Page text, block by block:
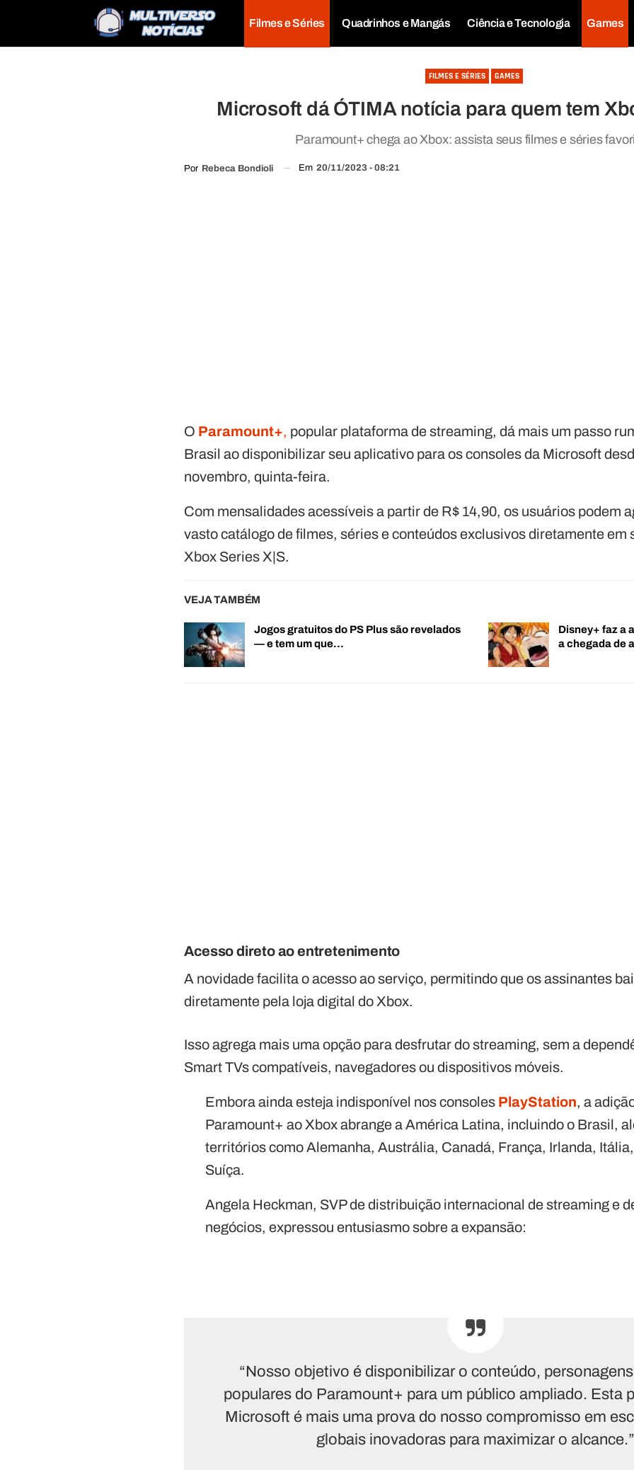
Filmes e Séries Quadrinhos e Mangás Ciência e Tecnologia Games
FILMES E SÉRIES GAMES
Microsoft dá ÓTIMA notícia para quem tem
Paramount+ chega ao Xbox: assista seus filmes e séries
Por Rebeca Bondioli Em 20/11/2023 - 08:21
O Paramount+, popular plataforma de streaming, dá mais um passo
Brasil ao disponibilizar seu aplicativo para os consoles da Microsoft
novembro, quinta-feira.
Com mensalidades acessíveis a partir de R$ 14,90, os usuários podem
vasto catálogo de filmes, séries e conteúdos exclusivos diretamente em
Xbox Series X|S.
VEJA TAMBÉM
Jogos gratuitos do PS Plus são revelados
— e tem um que…
Disney+ faz a
a chegada de
Acesso direto ao entretenimento
A novidade facilita o acesso ao serviço, permitindo que os assinantes
diretamente pela loja digital do Xbox.
Isso agrega mais uma opção para desfrutar do streaming, sem a
Smart TVs compatíveis, navegadores ou dispositivos móveis.
Embora ainda esteja indisponível nos consoles PlayStation, a
Paramount+ ao Xbox abrange a América Latina, incluindo o Brasil,
territórios como Alemanha, Austrália, Canadá, França, Irlanda,
Suíça.
Angela Heckman, SVP de distribuição internacional de streaming e
negócios, expressou entusiasmo sobre a expansão:
“Nosso objetivo é disponibilizar o conteúdo,
populares do Paramount+ para um público ampliado. Esta
Microsoft é mais uma prova do nosso compromisso em
globais inovadoras para maximizar o alcance.”